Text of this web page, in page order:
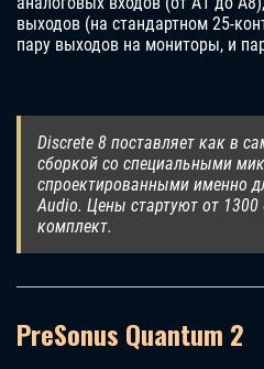
выходов (на стандартном 25-
пару выходов на мониторы, и
Discrete 8 поставляет как в
сборкой со специальными
спроектированными именно
Audio. Цены стартуют от
комплект.
PreSonus Quantum 2